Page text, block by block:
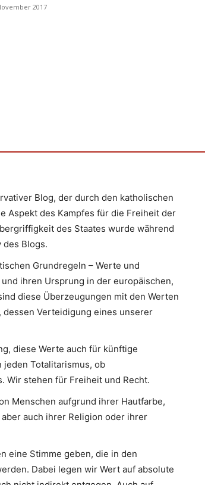
2017
Blog, der durch den katholischen
Aspekt des Kampfes für die Freiheit der
des Staates wurde während
Blogs.
Grundregeln – Werte und
ihren Ursprung in der europäischen,
diese Überzeugungen mit den Werten
Verteidigung eines unserer
diese Werte auch für künftige
jeden Totalitarismus, ob
Wir stehen für Freiheit und Recht.
Menschen aufgrund ihrer Hautfarbe,
auch ihrer Religion oder ihrer
eine Stimme geben, die in den
Dabei legen wir Wert auf absolute